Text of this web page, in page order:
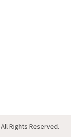
All Rights Reserved.